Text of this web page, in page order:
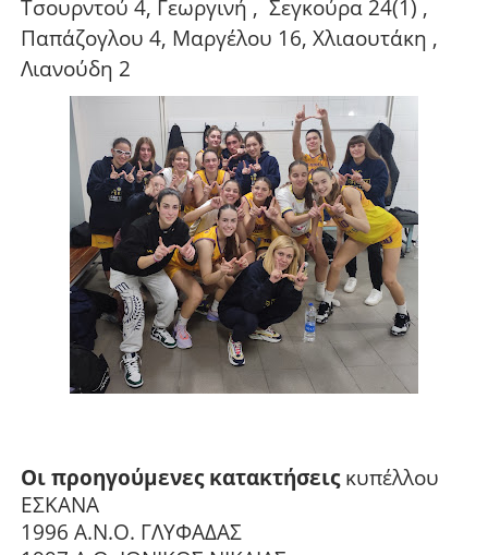
Τσουρντού 4, Γεωργινή , Σεγκούρα 24(1) ,
Παπάζογλου 4, Μαργέλου 16, Χλιαουτάκη ,
Λιανούδη 2
Οι προηγούμενες κατακτήσειςκυπέλλου
ΕΣΚΑΝΑ
1996 Α.Ν.Ο. ΓΛΥΦΑΔΑΣ